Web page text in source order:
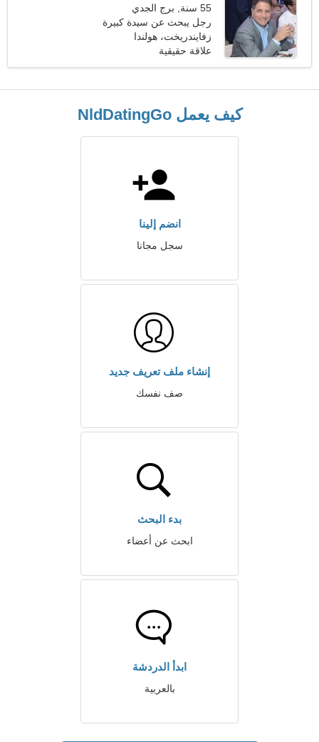
55 سنة, برج الجدي
رجل يبحث عن سيدة كبيرة
45-52
زفايندريخت، هولندا
علاقة حقيقية
كيف يعمل NldDatingGo
انضم إلينا
سجل مجانا
إنشاء ملف تعريف جديد
صف نفسك
بدء البحث
ابحث عن أعضاء
ابدأ الدردشة
بالعربية